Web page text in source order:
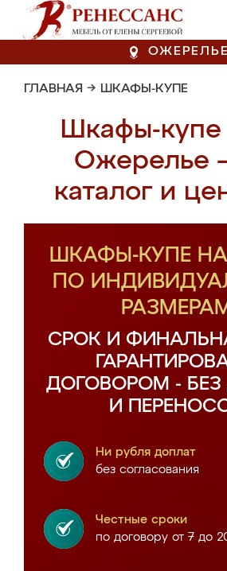
ОЖЕРЕЛЬЕ
ГЛАВНАЯ → ШКАФЫ-КУПЕ
Шкафы-купе
Ожерелье
каталог и
ШКАФЫ-КУПЕ
ПО
СРОК И
ДОГОВОРОМ -
И
Ни рубля доплат
без согласования
Честные сроки
по договору от 7 до